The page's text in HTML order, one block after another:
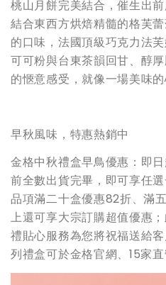
桃山月餅完美結合，催生出
結合東西方烘焙精髓的格芙
的口味，法國頂級巧克力法
可可粉與台東茶韻回甘、醇
的愜意感受，就像一場美味的
早秋風味，特惠熱銷中
金格中秋禮盒早鳥優惠：即
前全數出貨完畢，即可享任
品項滿二十盒優惠82折、滿
上還可享大宗訂購超值優惠
禮貼心服務為您將祝福送給
列禮盒可於金格官網、15家直